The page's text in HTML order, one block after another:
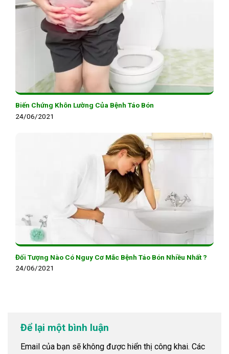
Biến Chứng Khôn Lường Của Bệnh Táo Bón
24/06/2021
Đối Tượng Nào Có Nguy Cơ Mắc Bệnh Táo Bón Nhiều Nhất ?
24/06/2021
Để lại một bình luận
Email của bạn sẽ không được hiển thị công khai. Các